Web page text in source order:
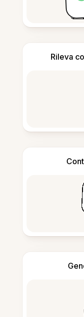
Rileva